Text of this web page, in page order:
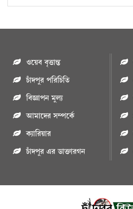
ওয়েব বৃত্তান্ত
চাঁদপুর পরিচিতি
বিজ্ঞাপন মুল্য
আমাদের সম্পর্কে
ক্যারিয়ার
চাঁদপুর এর ডাক্তারগন